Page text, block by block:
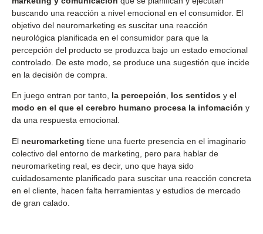
buscando una reacción a nivel emocional en el consumidor. El
objetivo del neuromarketing es suscitar una reacción
neurológica planificada en el consumidor para que la
percepción del producto se produzca bajo un estado emocional
controlado. De este modo, se produce una sugestión que incide
en la decisión de compra.
En juego entran por tanto, la percepción los sentidos y el
modo en el que el cerebro humano procesa la infomación y
da una respuesta emocional.
El neuromarketing tiene una fuerte presencia en el imaginario
colectivo del entorno de marketing, pero para hablar de
neuromarketing real, es decir, uno que haya sido
cuidadosamente planificado para suscitar una reacción concreta
en el cliente, hacen falta herramientas y estudios de mercado
de gran calado.